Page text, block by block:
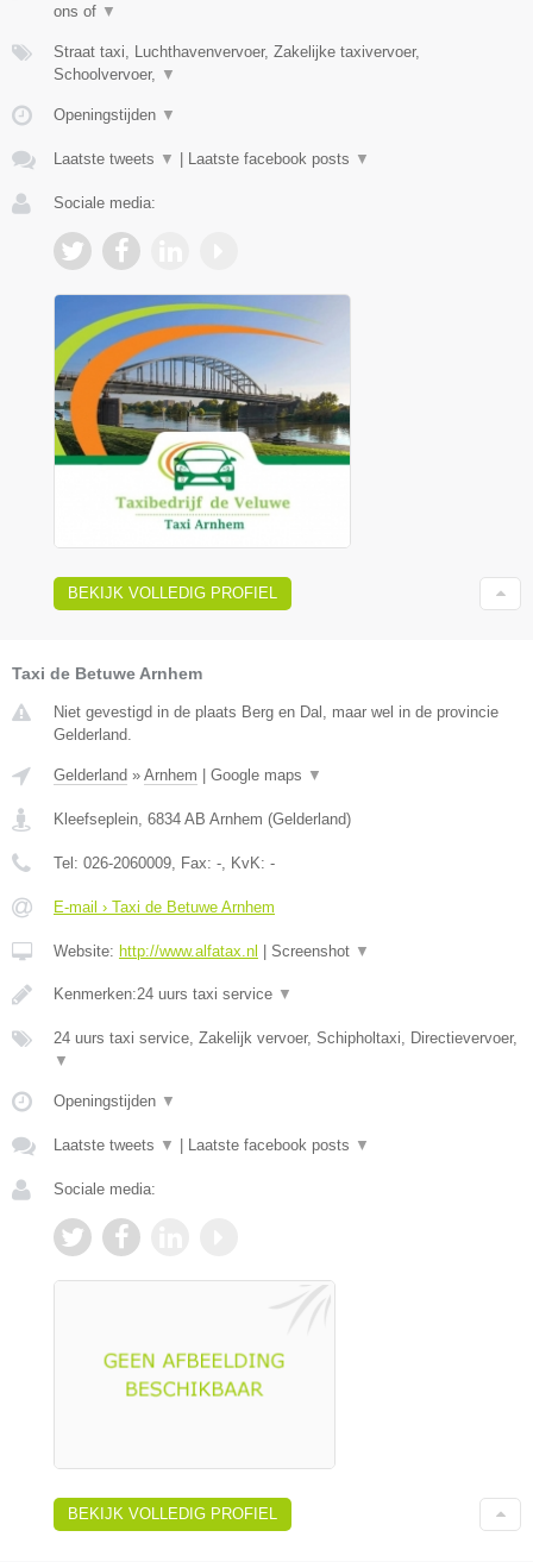
ons of ▼
Straat taxi, Luchthavenvervoer, Zakelijke taxivervoer,
Schoolvervoer, ▼
Openingstijden ▼
Laatste tweets ▼ Laatste facebook posts ▼
Sociale media:
BEKIJK VOLLEDIG PROFIEL
Taxi de Betuwe Arnhem
Niet gevestigd in de plaats Berg en Dal, maar wel in de provincie
Gelderland.
Gelderland » Arnhem Google maps ▼
Kleefseplein, 6834 AB Arnhem (Gelderland)
Tel: 026-2060009, Fax: -, KvK: -
E-mail › Taxi de Betuwe Arnhem
Website: http://www.alfatax.nl Screenshot ▼
Kenmerken:24 uurs taxi service ▼
24 uurs taxi service, Zakelijk vervoer, Schipholtaxi, Directievervoer,
▼
Openingstijden ▼
Laatste tweets ▼ Laatste facebook posts ▼
Sociale media:
BEKIJK VOLLEDIG PROFIEL